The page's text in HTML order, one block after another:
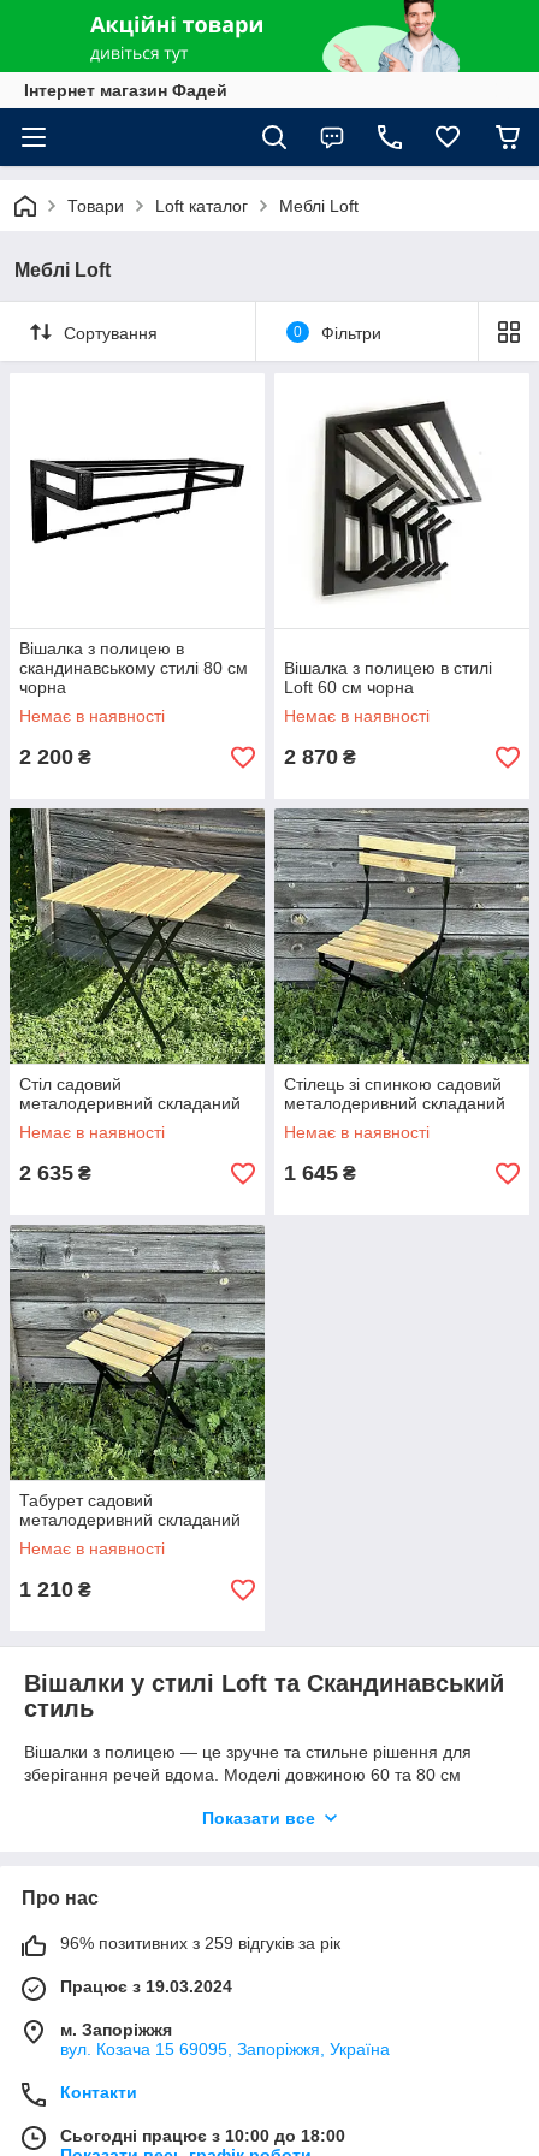
Інтернет магазин Фадей
Товари Loft каталог Меблі Loft
Меблі Loft
Сортування 0 Фільтри
Вішалка з полицею в
скандинавському стилі 80 см
чорна
Немає в наявності
2 200 ₴
Вішалка з полицею в стилі
Loft 60 см чорна
Немає в наявності
2 870 ₴
Стіл садовий
металодеривний складаний
Немає в наявності
2 635 ₴
Стілець зі спинкою садовий
металодеривний складаний
Немає в наявності
1 645 ₴
Табурет садовий
металодеривний складаний
Немає в наявності
1 210 ₴
Вішалки у стилі Loft та Скандинавський
стиль
Вішалки з полицею — це зручне та стильне рішення для
зберігання речей вдома. Моделі довжиною 60 та 80 см
компактно організувати простір. Чорний каркас ідеально
чорний каркас під будь-який інтер’єр
компактні розміри для дому
Садові меблі Loft
Складні садові столи та стільці металодерев’яної конструкції
ідеально підходять для дачі, тераси або балкона. Вони легкі,
індустріального шарму.
столи, стільці та табурети металодерев’яні
Показати все
Про нас
96% позитивних з 259 відгуків за рік
Працює з 19.03.2024
м. Запоріжжя
вул. Козача 15 69095, Запоріжжя, Україна
Контакти
Сьогодні працює з 10:00 до 18:00